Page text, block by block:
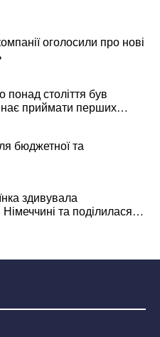
оголосили про нові
понад століття був
приймати перших
бюджетної та
здивувала
та поділилася